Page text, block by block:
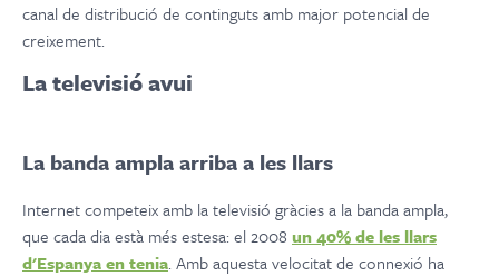
canal de distribució de continguts amb major potencial de
creixement.
La televisió avui
La banda ampla arriba a les llars
Internet competeix amb la televisió gràcies a la banda ampla,
que cada dia està més estesa: el 2008 un 40% de les llars
d'Espanya en tenia. Amb aquesta velocitat de connexió ha